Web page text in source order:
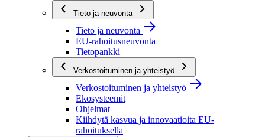
Tieto ja neuvonta
Tieto ja neuvonta
EU-rahoitusneuvonta
Tietopankki
Verkostoituminen ja yhteistyö
Verkostoituminen ja yhteistyö
Ekosysteemit
Ohjelmat
Kiihdytä kasvua ja innovaatioita EU-
rahoituksella